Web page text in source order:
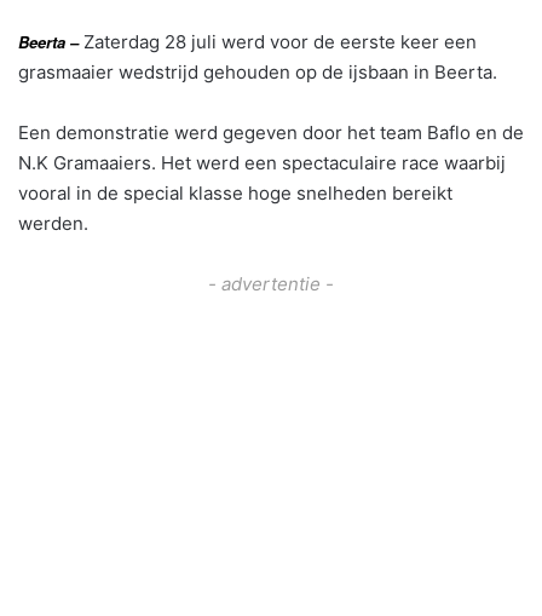
Beerta – Zaterdag 28 juli werd voor de eerste keer een
grasmaaier wedstrijd gehouden op de ijsbaan in Beerta.
Een demonstratie werd gegeven door het team Baflo en de
N.K Gramaaiers. Het werd een spectaculaire race waarbij
vooral in de special klasse hoge snelheden bereikt
werden.
- advertentie -